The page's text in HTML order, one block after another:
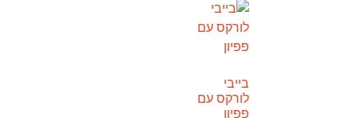
בייבי
לורקס עם
פפיון